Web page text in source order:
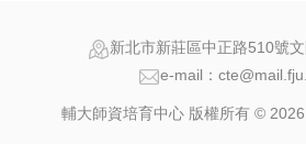
新北市新莊區中正路510號
e-mail：
輔大師資培育中心 版權所有 ©